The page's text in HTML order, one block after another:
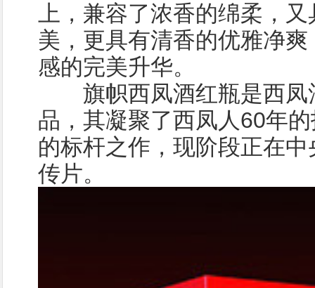
上，兼容了浓香的绵柔，
美，更具有清香的优雅净
感的完美升华。
旗帜西凤酒红瓶是西凤
品，其凝聚了西凤人60年
的标杆之作，现阶段正在
传片。